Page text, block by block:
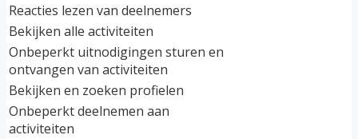
Reacties lezen van deelnemers
Bekijken alle activiteiten
Onbeperkt uitnodigingen sturen en
ontvangen van activiteiten
Bekijken en zoeken profielen
Onbeperkt deelnemen aan
activiteiten